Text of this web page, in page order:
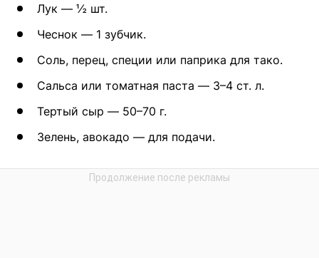
Лук — ½ шт.
Чеснок — 1 зубчик.
Соль, перец, специи или паприка для тако.
Сальса или томатная паста — 3–4 ст. л.
Тертый сыр — 50–70 г.
Зелень, авокадо — для подачи.